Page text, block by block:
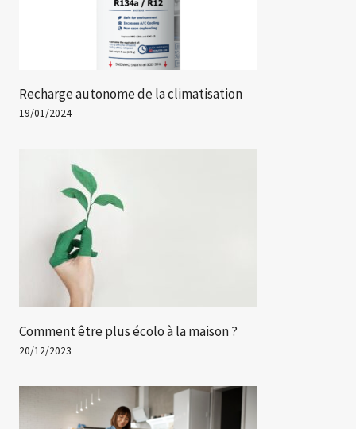
Recharge autonome de la climatisation
19/01/2024
Comment être plus écolo à la maison ?
20/12/2023